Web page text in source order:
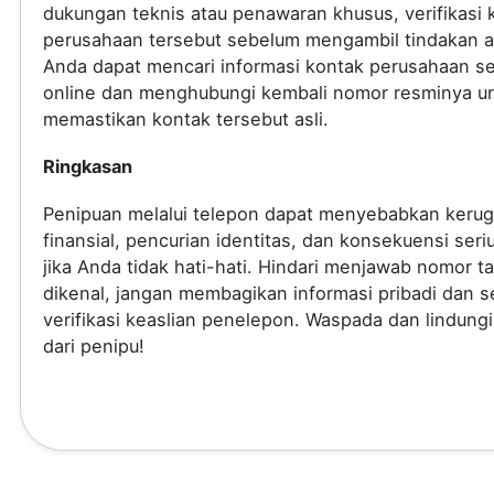
dukungan teknis atau penawaran khusus, verifikasi
perusahaan tersebut sebelum mengambil tindakan
Anda dapat mencari informasi kontak perusahaan
online dan menghubungi kembali nomor resminya
memastikan kontak tersebut asli.
Ringkasan
Penipuan melalui telepon dapat menyebabkan
finansial, pencurian identitas, dan konsekuensi
jika Anda tidak hati-hati. Hindari menjawab nomor
dikenal, jangan membagikan informasi pribadi dan
verifikasi keaslian penelepon. Waspada dan
dari penipu!